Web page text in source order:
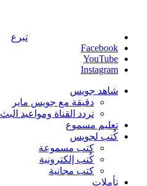
تبرع
Facebook
YouTube
Instagram
شاهد جويس
دقيقة مع جويس ماير
تردد القناة ومواعيد البث
تعليم مسموع
كُتب لجويس
كتب مسموعة
كُتب إلكترونية
كتب مجانية
تأملات